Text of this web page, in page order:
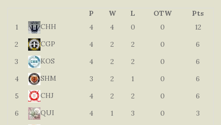
P W L OTW
Pts
1
CHH 4 4 0 0
12
2
CGP 4 2 2 0
6
3
KOS 4 2 2 0
6
4
SHM 3 2 1 0
6
5
CHJ 4 2 2 0
6
6
QUI 4 1 3 0
3